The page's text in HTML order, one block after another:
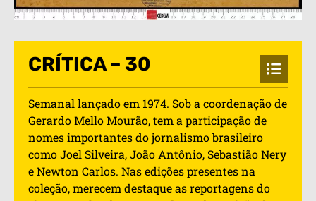
CRÍTICA – 30
Semanal lançado em 1974. Sob a coordenação de
Gerardo Mello Mourão, tem a participação de
nomes importantes do jornalismo brasileiro
como Joel Silveira, João Antônio, Sebastião Nery
e Newton Carlos. Nas edições presentes na
coleção, merecem destaque as reportagens do